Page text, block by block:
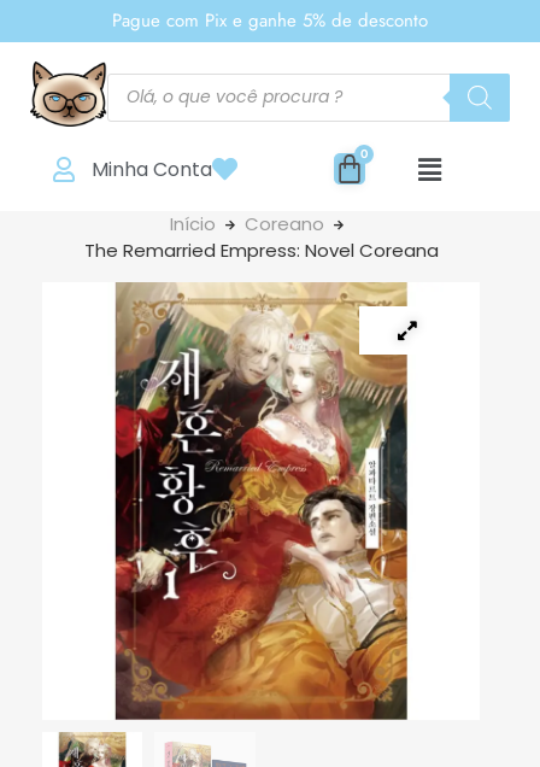
Pague com Pix e ganhe 5% de desconto
Minha Conta
Início
Coreano
The Remarried Empress: Novel Coreana